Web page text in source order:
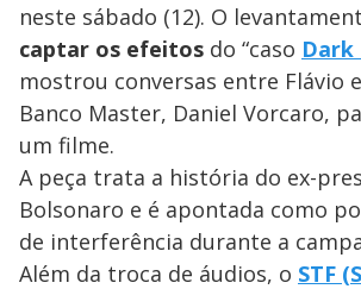
neste sábado (12). O
captar os efeitos do “caso Dark
mostrou conversas entre Flávio
Banco Master, Daniel Vorcaro,
um filme.
A peça trata a história do ex-
Bolsonaro e é apontada como
de interferência durante a
Além da troca de áudios, o STF